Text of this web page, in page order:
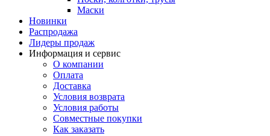
Маски
Новинки
Распродажа
Лидеры продаж
Информация и сервис
О компании
Оплата
Доставка
Условия возврата
Условия работы
Совместные покупки
Как заказать